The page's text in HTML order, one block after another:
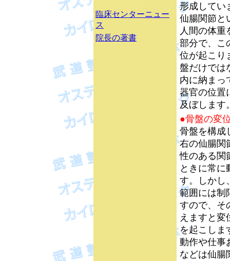
臨床センターニュー
ス
院長の著書
形成してい
仙腸関節と
人間の体重
部分で、こ
位が起こり
盤だけでは
内に納まっ
器官の位置
及ぼします
●骨盤の変
骨盤を構成
右の仙腸関
性のある関
ときに常に
す。しかし
範囲には制
すので、そ
えますと変
を起こしま
動作や仕事
などは仙腸